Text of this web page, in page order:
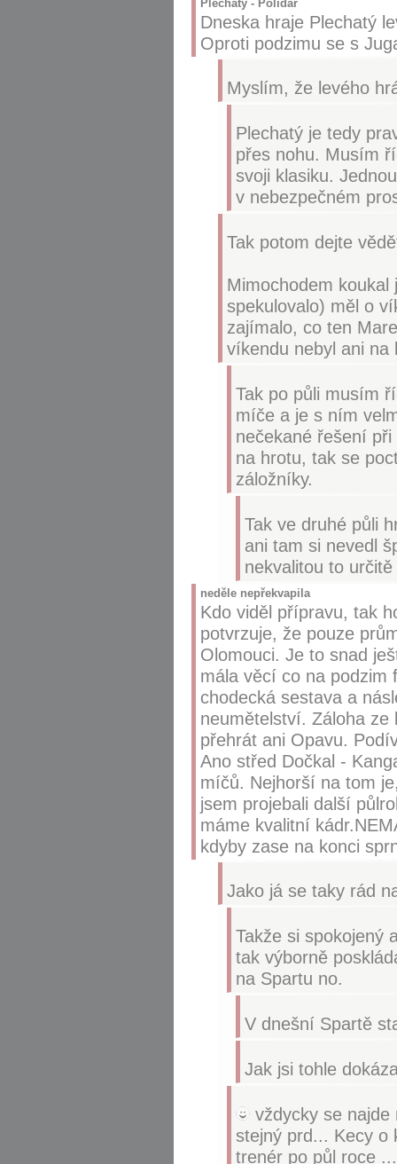
Plechatý - Polidar
Dneska hraje Plechatý
Oproti podzimu se s
Myslím, že levého
Plechatý je tedy
přes nohu. Musím
svoji klasiku.
v nebezpečném
Tak potom dejte
Mimochodem
spekulovalo) měl o
zajímalo, co ten
víkendu nebyl ani
Tak po půli musím
míče a je s ním
nečekané řešení
na hrotu, tak se
záložníky.
Tak ve druhé půli
ani tam si nevedl
nekvalitou to
neděle nepřekvapila
Kdo viděl přípravu, tak
potvrzuje, že pouze
Olomouci. Je to snad
mála věcí co na podzim
chodecká sestava a
neumětelství. Záloha ze
přehrát ani Opavu.
Ano střed Dočkal -
míčů. Nejhorší na tom
jsem projebali další
máme kvalitní
kdyby zase na konci
Jako já se taky rád
Takže si spokojený
tak výborně
na Spartu no.
V dnešní Spartě
Jak jsi tohle
vždycky se najde
stejný prd... Kecy o
trenér po půl roce